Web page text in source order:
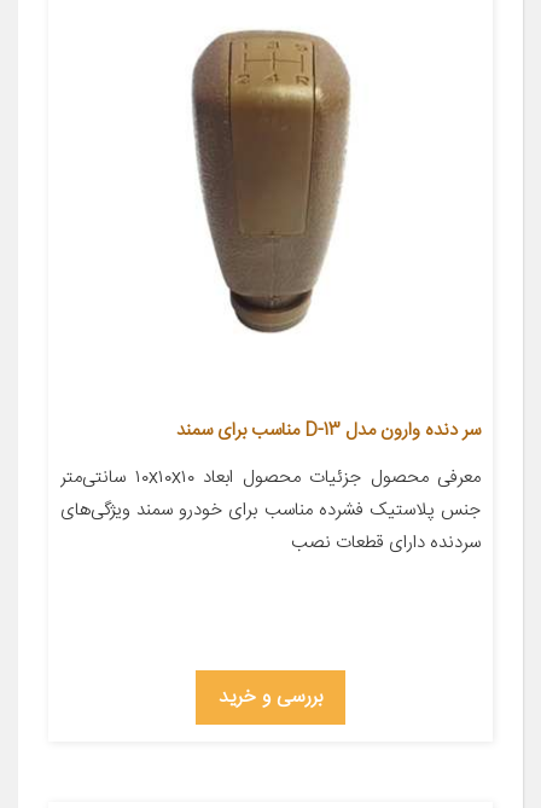
سر دنده وارون مدل D-13 مناسب برای سمند
معرفی محصول جزئیات محصول ابعاد ۱۰x۱۰x۱۰ سانتی‌متر
جنس پلاستیک فشرده مناسب برای خودرو سمند ویژگی‌های
سردنده دارای قطعات نصب
بررسی و خرید